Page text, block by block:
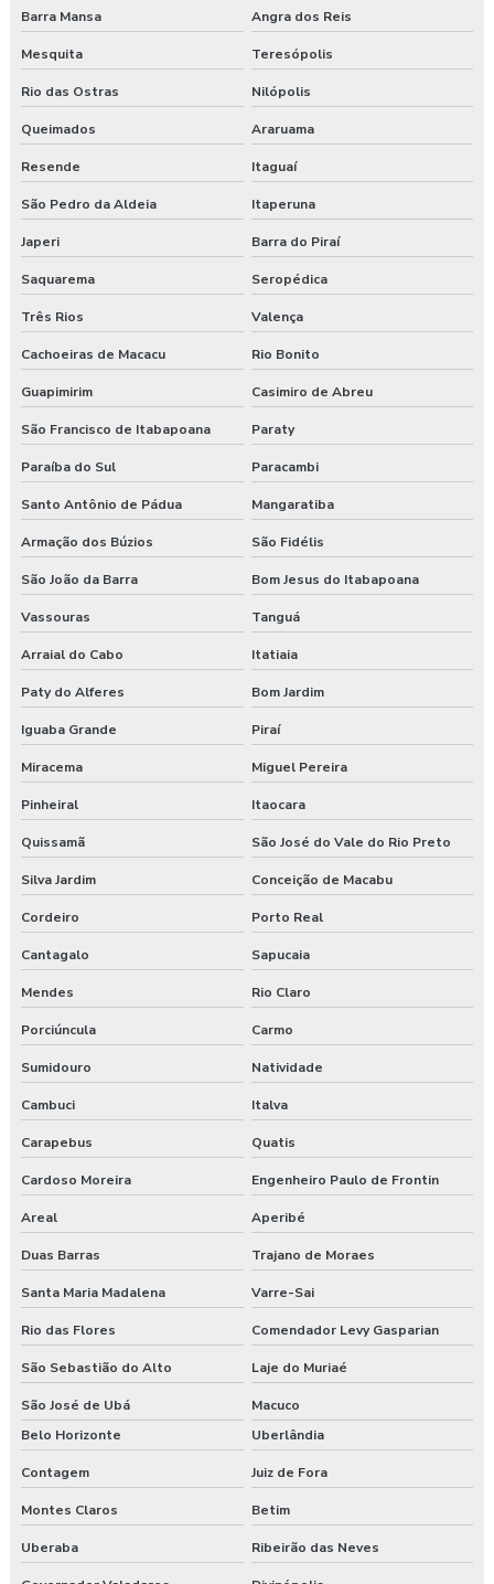
Barra Mansa Angra dos Reis
Mesquita Teresópolis
Rio das Ostras Nilópolis
Queimados Araruama
Resende Itaguaí
São Pedro da Aldeia Itaperuna
Japeri Barra do Piraí
Saquarema Seropédica
Três Rios Valença
Cachoeiras de Macacu Rio Bonito
Guapimirim Casimiro de Abreu
São Francisco de Itabapoana Paraty
Paraíba do Sul Paracambi
Santo Antônio de Pádua Mangaratiba
Armação dos Búzios São Fidélis
São João da Barra Bom Jesus do Itabapoana
Vassouras Tanguá
Arraial do Cabo Itatiaia
Paty do Alferes Bom Jardim
Iguaba Grande Piraí
Miracema Miguel Pereira
Pinheiral Itaocara
Quissamã São José do Vale do Rio Preto
Silva Jardim Conceição de Macabu
Cordeiro Porto Real
Cantagalo Sapucaia
Mendes Rio Claro
Porciúncula Carmo
Sumidouro Natividade
Cambuci Italva
Carapebus Quatis
Cardoso Moreira Engenheiro Paulo de Frontin
Areal Aperibé
Duas Barras Trajano de Moraes
Santa Maria Madalena Varre-Sai
Rio das Flores Comendador Levy Gasparian
São Sebastião do Alto Laje do Muriaé
São José de Ubá
Macuco
Belo Horizonte
Uberlândia
Contagem Juiz de Fora
Montes Claros Betim
Uberaba Ribeirão das Neves